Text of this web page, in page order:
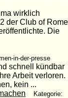
wirklich
der Club of Rome
Die
in-der-presse
schnell kündbar
Arbeit verloren.
kein ...
Kategorie: